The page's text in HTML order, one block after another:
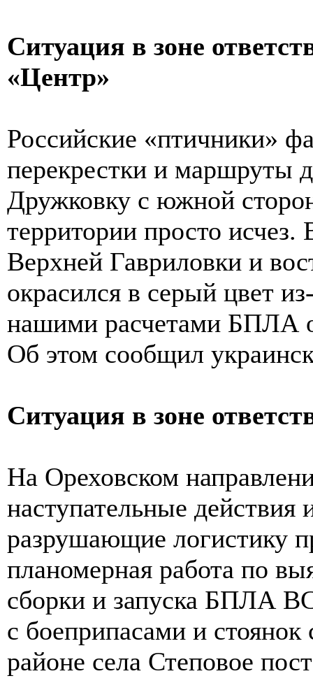
Ситуация в зоне
«Центр»
Российские «птичники»
перекрестки и маршруты
Дружковку с южной
территории просто
Верхней Гавриловки и
окрасился в серый цвет
нашими расчетами БПЛА
Об этом сообщил
Ситуация в зоне
На Ореховском
наступательные действия
разрушающие логистику
планомерная работа по
сборки и запуска БПЛА
с боеприпасами и
районе села Степовое